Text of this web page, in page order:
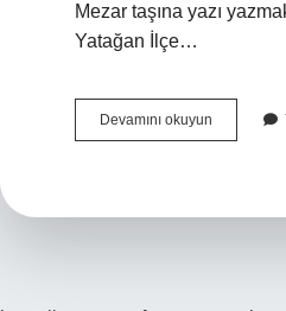
Mezar taşına yazı
Yatağan İlçe…
Devamını okuyun
Mezar